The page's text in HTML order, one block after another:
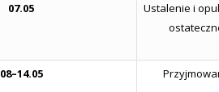
07.05
Ustalenie i
08–14.05